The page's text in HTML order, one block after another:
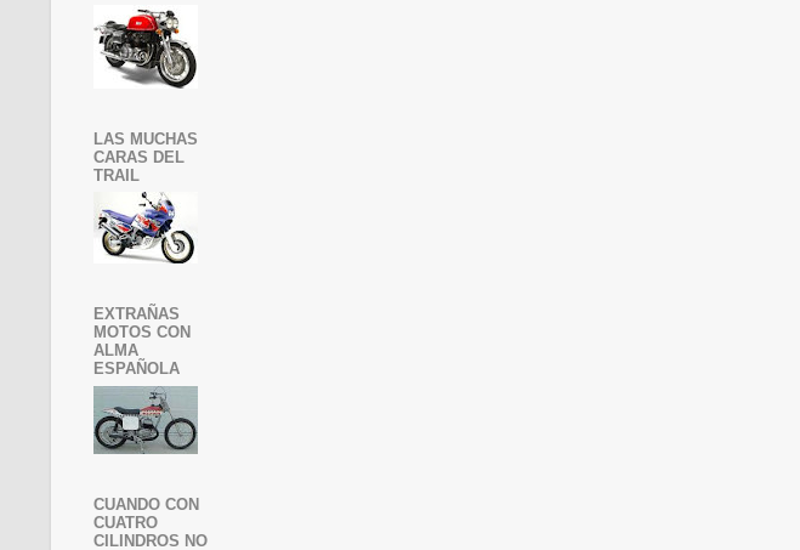
LAS MUCHAS
CARAS DEL
TRAIL
EXTRAÑAS
MOTOS CON
ALMA
ESPAÑOLA
CUANDO CON
CUATRO
CILINDROS NO